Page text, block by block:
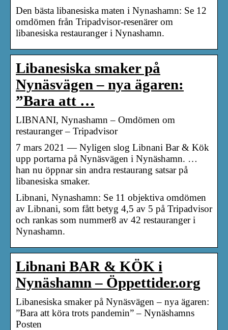
Den bästa libanesiska maten i Nynashamn: Se 12
omdömen från Tripadvisor-resenärer om
libanesiska restauranger i Nynashamn.
Libanesiska smaker på
Nynäsvägen – nya ägaren:
”Bara att …
LIBNANI, Nynashamn – Omdömen om
restauranger – Tripadvisor
7 mars 2021 — Nyligen slog Libnani Bar & Kök
upp portarna på Nynäsvägen i Nynäshamn. …
han nu öppnar sin andra restaurang satsar på
libanesiska smaker.
Libnani, Nynashamn: Se 11 objektiva omdömen
av Libnani, som fått betyg 4,5 av 5 på Tripadvisor
och rankas som nummer8 av 42 restauranger i
Nynashamn.
Libnani BAR & KÖK i
Nynäshamn – Öppettider.org
Libanesiska smaker på Nynäsvägen – nya ägaren:
”Bara att köra trots pandemin” – Nynäshamns
Posten